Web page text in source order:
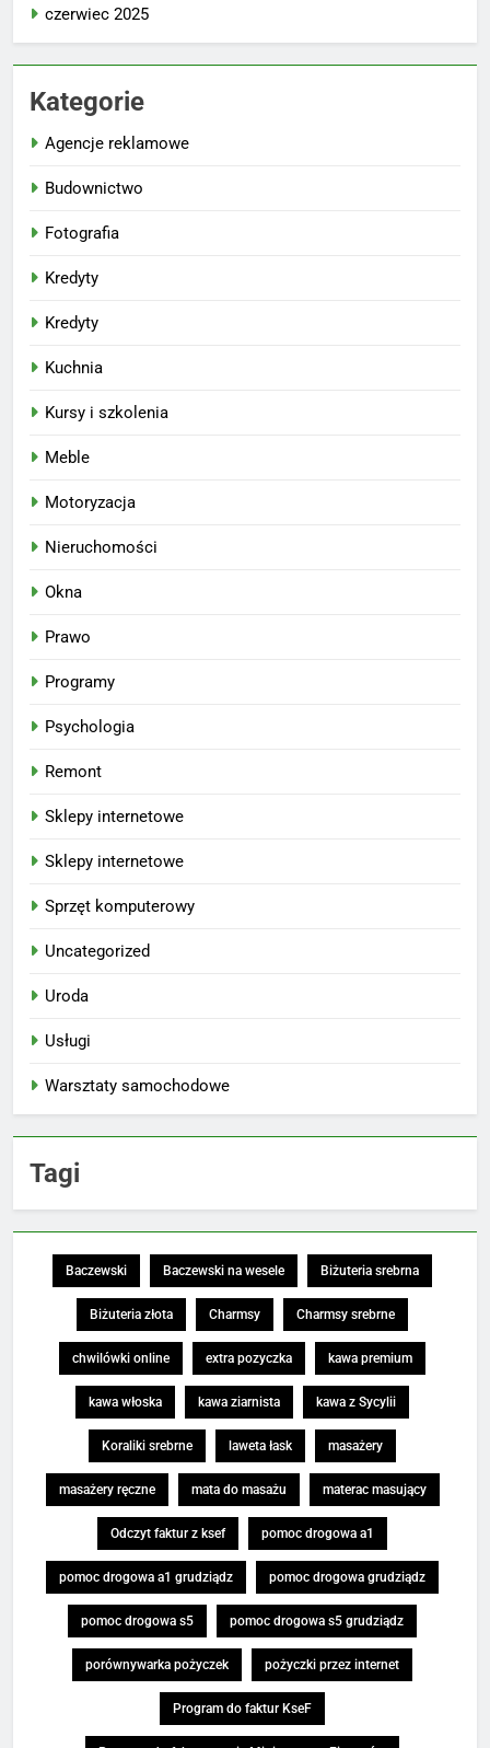
czerwiec 2025
Kategorie
Agencje reklamowe
Budownictwo
Fotografia
Kredyty
Kredyty
Kuchnia
Kursy i szkolenia
Meble
Motoryzacja
Nieruchomości
Okna
Prawo
Programy
Psychologia
Remont
Sklepy internetowe
Sklepy internetowe
Sprzęt komputerowy
Uncategorized
Uroda
Usługi
Warsztaty samochodowe
Tagi
Baczewski Baczewski na wesele Biżuteria srebrna
Biżuteria złota Charmsy Charmsy srebrne
chwilówki online extra pozyczka kawa premium
kawa włoska kawa ziarnista kawa z Sycylii
Koraliki srebrne laweta łask masażery
masażery ręczne mata do masażu materac masujący
Odczyt faktur z ksef pomoc drogowa a1
pomoc drogowa a1 grudziądz pomoc drogowa grudziądz
pomoc drogowa s5 pomoc drogowa s5 grudziądz
porównywarka pożyczek pożyczki przez internet
Program do faktur KseF